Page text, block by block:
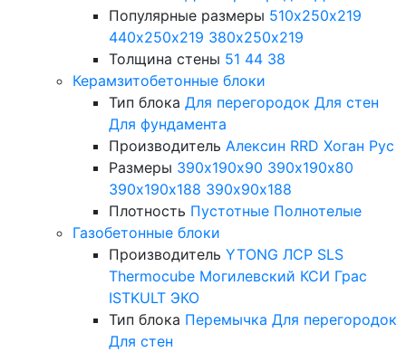
Популярные размеры 510х250х219
440х250х219 380х250х219
Толщина стены 51 44 38
Керамзитобетонные блоки
Тип блока Для перегородок Для стен
Для фундамента
Производитель Алексин RRD Хоган Рус
Размеры 390х190х90 390х190х80
390х190х188 390х90х188
Плотность Пустотные Полнотелые
Газобетонные блоки
Производитель YTONG ЛСР SLS
Thermocube Могилевский КСИ Грас
ISTKULT ЭКО
Тип блока Перемычка Для перегородок
Для стен